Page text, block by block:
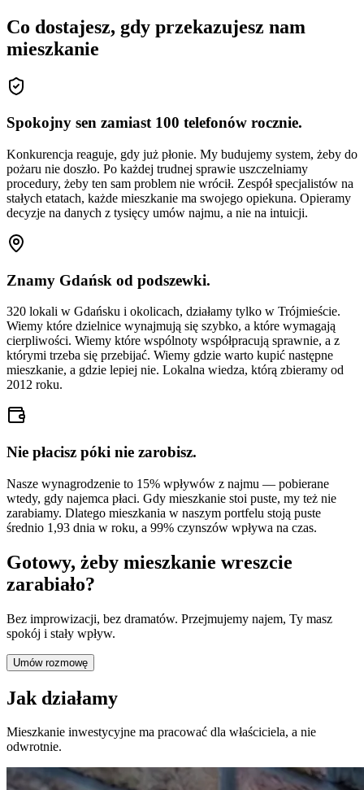
Co dostajesz, gdy przekazujesz nam
mieszkanie
Spokojny sen zamiast 100 telefonów rocznie.
Konkurencja reaguje, gdy już płonie. My budujemy system, żeby do
pożaru nie doszło. Po każdej trudnej sprawie uszczelniamy
procedury, żeby ten sam problem nie wrócił. Zespół specjalistów na
stałych etatach, każde mieszkanie ma swojego opiekuna. Opieramy
decyzje na danych z tysięcy umów najmu, a nie na intuicji.
Znamy Gdańsk od podszewki.
320 lokali w Gdańsku i okolicach, działamy tylko w Trójmieście.
Wiemy które dzielnice wynajmują się szybko, a które wymagają
cierpliwości. Wiemy które wspólnoty współpracują sprawnie, a z
którymi trzeba się przebijać. Wiemy gdzie warto kupić następne
mieszkanie, a gdzie lepiej nie. Lokalna wiedza, którą zbieramy od
2012 roku.
Nie płacisz póki nie zarobisz.
Nasze wynagrodzenie to 15% wpływów z najmu — pobierane
wtedy, gdy najemca płaci. Gdy mieszkanie stoi puste, my też nie
zarabiamy. Dlatego mieszkania w naszym portfelu stoją puste
średnio 1,93 dnia w roku, a 99% czynszów wpływa na czas.
Gotowy, żeby mieszkanie wreszcie
zarabiało?
Bez improwizacji, bez dramatów. Przejmujemy najem, Ty masz
spokój i stały wpływ.
Umów rozmowę
Jak działamy
Mieszkanie inwestycyjne ma pracować dla właściciela, a nie
odwrotnie.